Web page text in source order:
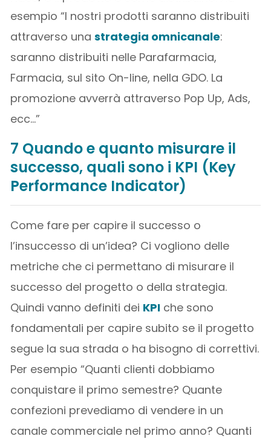
esempio “I nostri prodotti saranno distribuiti
attraverso unastrategia omnicanale:
saranno distribuiti nelle Parafarmacia,
Farmacia, sul sito On-line, nella GDO. La
promozione avverrà attraverso Pop Up, Ads,
ecc…”
7 Quando e quanto misurare il
successo, quali sono i KPI (Key
Performance Indicator)
Come fare per capire il successo o
l’insuccesso di un’idea? Ci vogliono delle
metriche che ci permettano di misurare il
successo del progetto o della strategia.
Quindi vanno definiti dei KPI che sono
fondamentali per capire subito se il progetto
segue la sua strada o ha bisogno di correttivi.
Per esempio “Quanti clienti dobbiamo
conquistare il primo semestre? Quante
confezioni prevediamo di vendere in un
canale commerciale nel primo anno? Quanti